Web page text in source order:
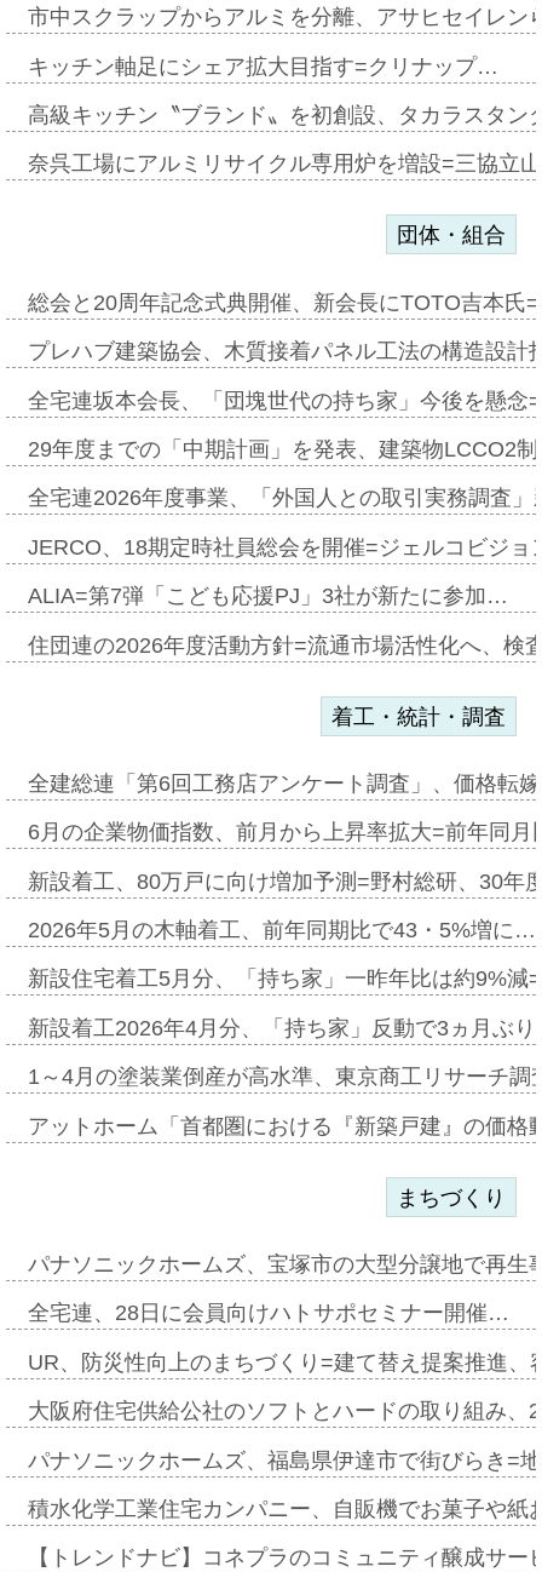
市中スクラップからアルミを分離、アサヒセイレ
キッチン軸足にシェア拡大目指す=クリナップ…
高級キッチン〝ブランド〟を初創設、タカラスタ
奈呉工場にアルミリサイクル専用炉を増設=三協立
団体・組合
総会と20周年記念式典開催、新会長にTOTO吉本氏
プレハブ建築協会、木質接着パネル工法の構造設
全宅連坂本会長、「団塊世代の持ち家」今後を懸
29年度までの「中期計画」を発表、建築物LCCO2
全宅連2026年度事業、「外国人との取引実務調査
JERCO、18期定時社員総会を開催=ジェルコビジ
ALIA=第7弾「こども応援PJ」3社が新たに参加…
住団連の2026年度活動方針=流通市場活性化へ、検
着工・統計・調査
全建総連「第6回工務店アンケート調査」、価格転
6月の企業物価指数、前月から上昇率拡大=前年同
新設着工、80万戸に向け増加予測=野村総研、30年
2026年5月の木軸着工、前年同期比で43・5%増に…
新設住宅着工5月分、「持ち家」一昨年比は約9%
新設着工2026年4月分、「持ち家」反動で3ヵ月ぶ
1～4月の塗装業倒産が高水準、東京商工リサーチ
アットホーム「首都圏における『新築戸建』の価
まちづくり
パナソニックホームズ、宝塚市の大型分譲地で再
全宅連、28日に会員向けハトサポセミナー開催…
UR、防災性向上のまちづくり=建て替え提案推進
大阪府住宅供給公社のソフトとハードの取り組み
パナソニックホームズ、福島県伊達市で街びらき=
積水化学工業住宅カンパニー、自販機でお菓子や
【トレンドナビ】コネプラのコミュニティ醸成サ